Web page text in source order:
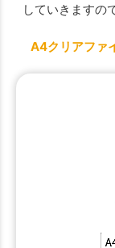
していきますの
A4クリアファ